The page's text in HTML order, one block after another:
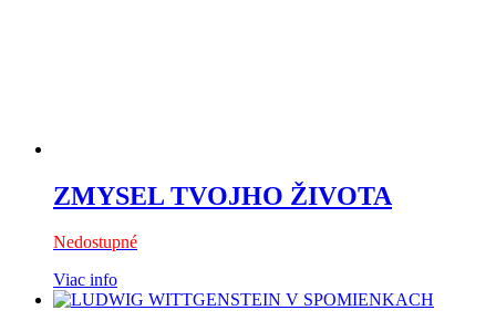
ZMYSEL TVOJHO ŽIVOTA
Nedostupné
Viac info